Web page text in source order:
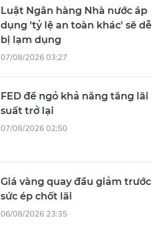
Luật Ngân hàng Nhà nước áp
dụng 'tỷ lệ an toàn khác' sẽ dễ
bị lạm dụng
07/08/2026 03:27
FED để ngỏ khả năng tăng lãi
suất trở lại
07/08/2026 02:50
Giá vàng quay đầu giảm trước
sức ép chốt lãi
06/08/2026 23:35